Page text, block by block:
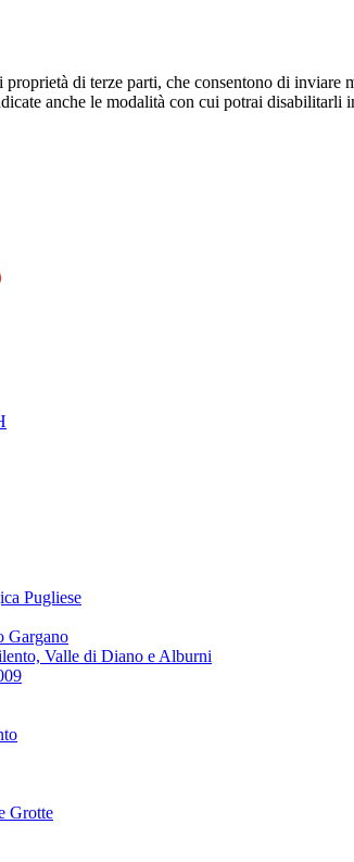
di terze parti, che consentono di
anche le modalità con cui potrai disabilitarli
Pugliese
Gargano
Valle di Diano e Alburni
Grotte